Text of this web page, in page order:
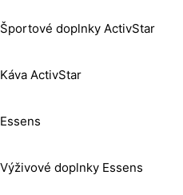
Športové doplnky ActivStar
Káva ActivStar
Essens
Výživové doplnky Essens